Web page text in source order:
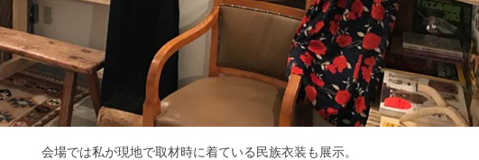
会場では私が現地で取材時に着ている民族衣装も展示。